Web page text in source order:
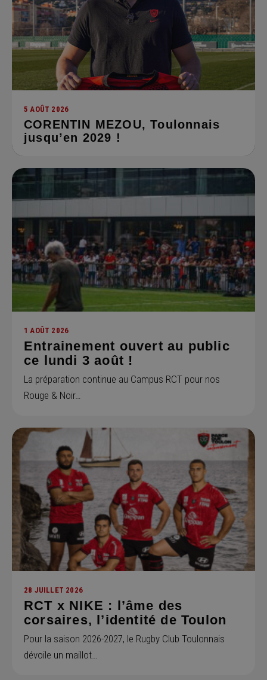
5 AOÛT 2026
CORENTIN MEZOU, Toulonnais
jusqu’en 2029 !
1 AOÛT 2026
Entrainement ouvert au public
ce lundi 3 août !
La préparation continue au Campus RCT pour nos
Rouge & Noir…
28 JUILLET 2026
RCT x NIKE : l’âme des
corsaires, l’identité de Toulon
Pour la saison 2026-2027, le Rugby Club Toulonnais
dévoile un maillot…